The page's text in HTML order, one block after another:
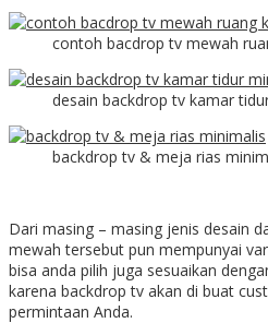
contoh bacdrop tv mewah
desain backdrop tv kamar
backdrop tv & meja rias
Dari masing – masing jenis desain
mewah tersebut pun mempunyai
bisa anda pilih juga sesuaikan
karena backdrop tv akan di buat
permintaan Anda.